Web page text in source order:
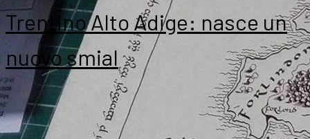
Trentino Alto Adige: nasce un
nuovo smial